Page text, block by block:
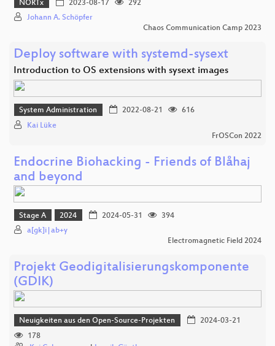
NORTx 2023-08-17
292
Johann A. Schöpfer
Chaos Communication Camp 2023
Deploy software with systemd-sysext
Introduction to OS extensions with sysext images
System Administration 2022-08-21
616
Kai Lüke
FrOSCon 2022
Endocrine Biohacking - Friends of Blåhaj
and beyond
Stage A 2024 2024-05-31
394
a[gk]i|ab+y
Electromagnetic Field 2024
Projekt Geodigitalisierungskomponente
(GDIK)
Neuigkeiten aus den Open-Source-Projekten
2024-03-21
178